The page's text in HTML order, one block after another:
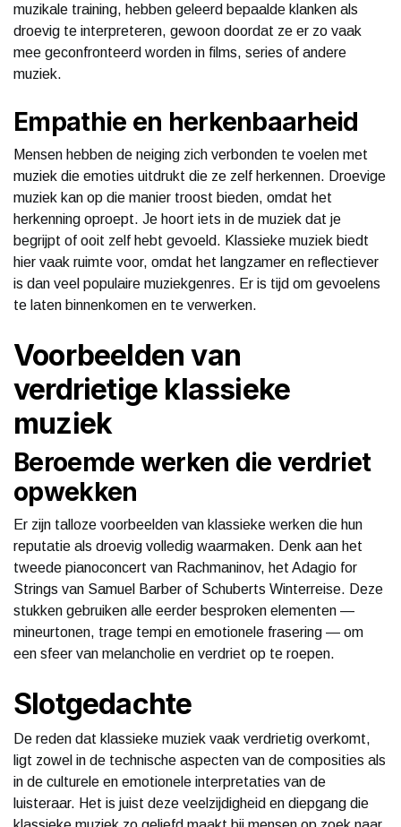
muzikale training, hebben geleerd bepaalde klanken als
droevig te interpreteren, gewoon doordat ze er zo vaak
mee geconfronteerd worden in films, series of andere
muziek.
Empathie en herkenbaarheid
Mensen hebben de neiging zich verbonden te voelen met
muziek die emoties uitdrukt die ze zelf herkennen. Droevige
muziek kan op die manier troost bieden, omdat het
herkenning oproept. Je hoort iets in de muziek dat je
begrijpt of ooit zelf hebt gevoeld. Klassieke muziek biedt
hier vaak ruimte voor, omdat het langzamer en reflectiever
is dan veel populaire muziekgenres. Er is tijd om gevoelens
te laten binnenkomen en te verwerken.
Voorbeelden van
verdrietige klassieke
muziek
Beroemde werken die verdriet
opwekken
Er zijn talloze voorbeelden van klassieke werken die hun
reputatie als droevig volledig waarmaken. Denk aan het
tweede pianoconcert van Rachmaninov, het Adagio for
Strings van Samuel Barber of Schuberts Winterreise. Deze
stukken gebruiken alle eerder besproken elementen —
mineurtonen, trage tempi en emotionele frasering — om
een sfeer van melancholie en verdriet op te roepen.
Slotgedachte
De reden dat klassieke muziek vaak verdrietig overkomt,
ligt zowel in de technische aspecten van de composities als
in de culturele en emotionele interpretaties van de
luisteraar. Het is juist deze veelzijdigheid en diepgang die